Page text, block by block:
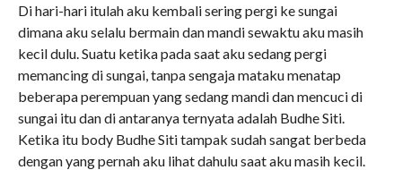
Di hari-hari itulah aku kembali sering pergi ke sungai
dimana aku selalu bermain dan mandi sewaktu aku masih
kecil dulu. Suatu ketika pada saat aku sedang pergi
memancing di sungai, tanpa sengaja mataku menatap
beberapa perempuan yang sedang mandi dan mencuci di
sungai itu dan di antaranya ternyata adalah Budhe Siti.
Ketika itu body Budhe Siti tampak sudah sangat berbeda
dengan yang pernah aku lihat dahulu saat aku masih kecil.